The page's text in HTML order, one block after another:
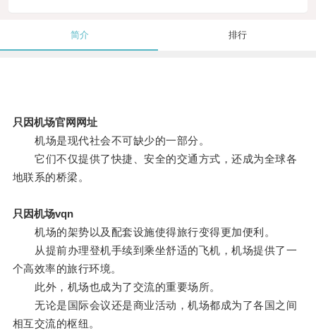
简介 排行
只因机场官网网址
机场是现代社会不可缺少的一部分。
它们不仅提供了快捷、安全的交通方式，还成为全球各
地联系的桥梁。
只因机场vqn
机场的架势以及配套设施使得旅行变得更加便利。
从提前办理登机手续到乘坐舒适的飞机，机场提供了一
个高效率的旅行环境。
此外，机场也成为了交流的重要场所。
无论是国际会议还是商业活动，机场都成为了各国之间
相互交流的枢纽。